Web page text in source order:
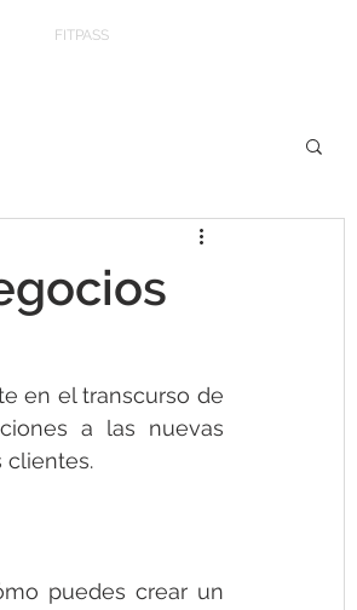
FITPASS
en el transcurso de
a las nuevas
clientes.
puedes crear un